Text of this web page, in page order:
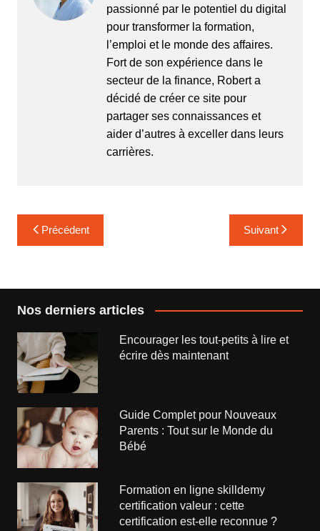
passionné par le potentiel du digital
pour transformer la formation,
l’emploi et le monde des affaires.
Fort de son expérience dans le
secteur de la finance, Robert a
décidé de créer ce site pour
partager ses connaissances et
aider d’autres à exceller dans leurs
carrières.
Navigation
de
Précédent Suivant
Nos derniers articles
Encourager les tout-petits à lire et
écrire dès maintenant
Guide Complet pour Nouveaux
Parents : Tout sur le Monde du
Bébé
Formation en ligne skilldemy
certification valeur : cette
certification est-elle reconnue ?